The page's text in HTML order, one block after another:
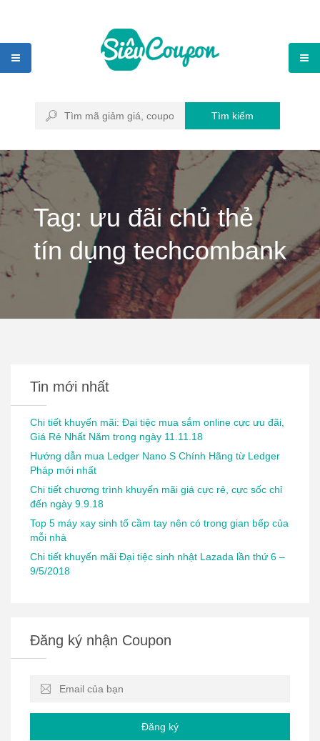
Tìm kiếm
Tag: ưu đãi chủ thẻ
tín dụng techcombank
Tin mới nhất
Chi tiết khuyến mãi: Đại tiệc mua sắm online cực ưu đãi,
Giá Rẻ Nhất Năm trong ngày 11.11.18
Hướng dẫn mua Ledger Nano S Chính Hãng từ Ledger
Pháp mới nhất
Chi tiết chương trình khuyến mãi giá cực rẻ, cực sốc chỉ
đến ngày 9.9.18
Top 5 máy xay sinh tố cầm tay nên có trong gian bếp của
mỗi nhà
Chi tiết khuyến mãi Đại tiệc sinh nhật Lazada lần thứ 6 –
9/5/2018
Đăng ký nhận Coupon
Đăng ký